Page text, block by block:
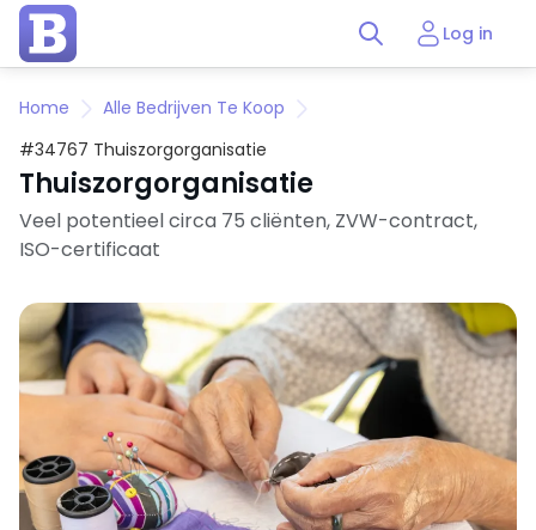
Log in
Home
Alle Bedrijven Te Koop
#34767 Thuiszorgorganisatie
Thuiszorgorganisatie
Veel potentieel circa 75 cliënten, ZVW-contract,
ISO-certificaat